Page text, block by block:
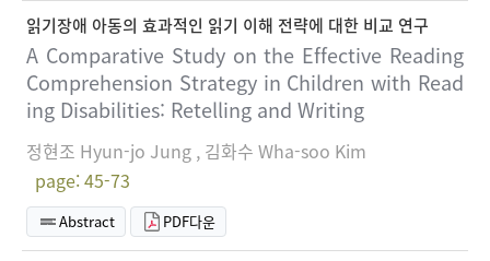
읽기장애 아동의 효과적인 읽기 이해 전략에 대한 비교 연구
A Comparative Study on the Effective Reading
Comprehension Strategy in Children with Read
ing Disabilities: Retelling and Writing
정현조 Hyun-jo Jung , 김화수 Wha-soo Kim
page: 45-73
Abstract PDF다운